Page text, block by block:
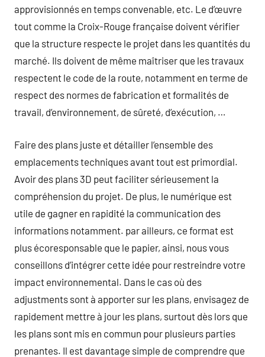
approvisionnés en temps convenable, etc. Le d’œuvre
tout comme la Croix-Rouge française doivent vérifier
que la structure respecte le projet dans les quantités du
marché. Ils doivent de même maîtriser que les travaux
respectent le code de la route, notamment en terme de
respect des normes de fabrication et formalités de
travail, d’environnement, de sûreté, d’exécution, …
Faire des plans juste et détailler l’ensemble des
emplacements techniques avant tout est primordial.
Avoir des plans 3D peut faciliter sérieusement la
compréhension du projet. De plus, le numérique est
utile de gagner en rapidité la communication des
informations notamment. par ailleurs, ce format est
plus écoresponsable que le papier, ainsi, nous vous
conseillons d’intégrer cette idée pour restreindre votre
impact environnemental. Dans le cas où des
adjustments sont à apporter sur les plans, envisagez de
rapidement mettre à jour les plans, surtout dès lors que
les plans sont mis en commun pour plusieurs parties
prenantes. Il est davantage simple de comprendre que